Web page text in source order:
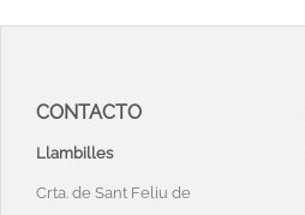
CONTACTO
Llambilles
Crta. de Sant Feliu de